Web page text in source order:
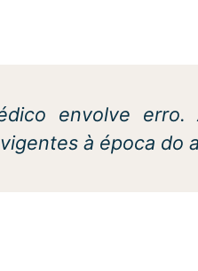
envolve erro.
à época do